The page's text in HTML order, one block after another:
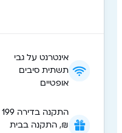
אינטרנט על גבי
תשתית סיבים
אופטיים
התקנה בדירה 199
₪, התקנה בבית